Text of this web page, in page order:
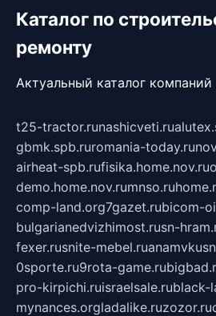
Каталог по
ремонту
Актуальный каталог
t25-tractor.runashicveti.ru
gbmk.spb.ruromania-today.ru
airheat-spb.rufisika.home.nov.ru
demo.home.nov.rumnso.ru
comp-land.org7gazet.rubicom-
bulgarianedvizhimost.rusn-
fexer.rusnite-mebel.ru
0sporte.ru9rota-game.ru
pro-kirpichi.ruisraelsale.rublack-
mynances.orgladalike.ruzozor.ru